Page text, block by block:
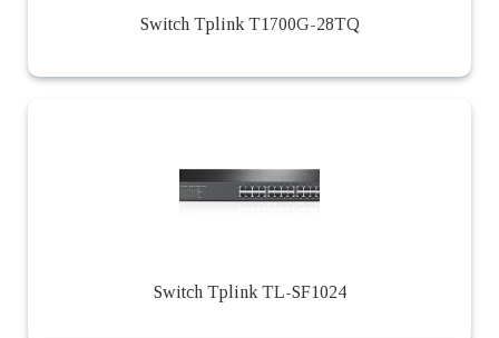
Switch Tplink T1700G-28TQ
Switch Tplink TL-SF1024